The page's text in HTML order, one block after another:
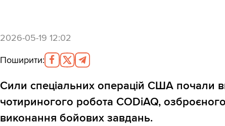
2026-05-19 12:02
Поширити:
Сили спеціальних операцій США почали
чотириногого робота CODiAQ,
виконання бойових завдань.